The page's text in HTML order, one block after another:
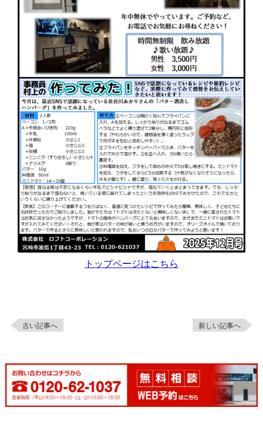
トップページはこちら
古い記事へ 新しい記事へ